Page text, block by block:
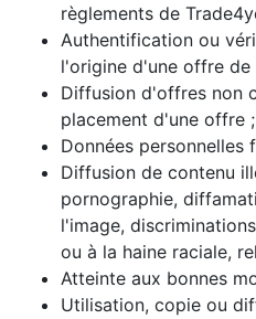
règlements de
Authentification ou
l'origine d'une offre de
Diffusion d'offres non
placement d'une offre ;
Données personnelles
Diffusion de contenu
pornographie,
l'image,
ou à la haine raciale,
Atteinte aux bonnes
Utilisation, copie ou